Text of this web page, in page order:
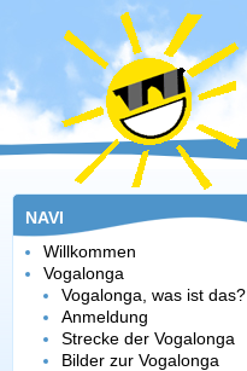
NAVI
Willkommen
Vogalonga
Vogalonga, was ist das?
Anmeldung
Strecke der Vogalonga
Bilder zur Vogalonga